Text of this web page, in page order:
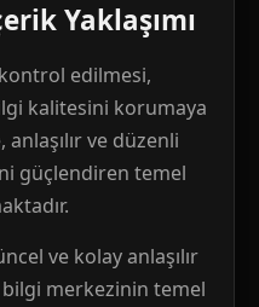
Yaklaşımı
edilmesi,
kalitesini korumaya
anlaşılır ve düzenli
güçlendiren temel
ve kolay anlaşılır
bilgi merkezinin temel